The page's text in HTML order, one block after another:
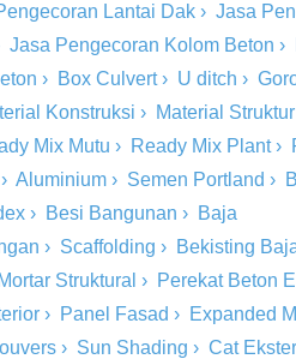
Lantai Dak › Jasa
Jasa Pengecoran Kolom Beton ›
› Box Culvert› U ditch ›
Konstruksi › Material Struktur
Mix Mutu › Ready Mix Plant›
› Aluminium › Semen Portland ›
› Besi Bangunan › Baja
› Scaffolding › Bekisting
Mortar Struktural › Perekat Beton
› Panel Fasad › Expanded
› Sun Shading › Cat